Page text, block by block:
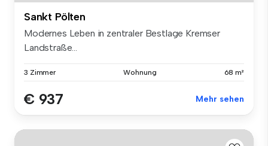
Sankt Pölten
Modernes Leben in zentraler Bestlage Kremser
Landstraße...
3 Zimmer Wohnung 68 m²
€ 937 Mehr sehen